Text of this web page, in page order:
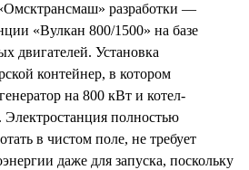
разработки —
«Вулкан 800/1500» на базе
двигателей. Установка
контейнер, в котором
на 800 кВт и котел-
полностью
в чистом поле, не требует
даже для запуска, поскольку